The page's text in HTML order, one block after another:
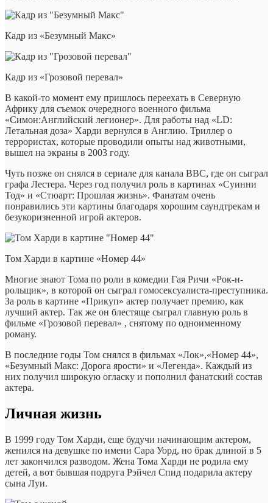
Кадр из «Безумный Макс»
Кадр из «Грозовой перевал»
В какой-то момент ему пришлось переехать в Северную
Африку для съемок очередного военного фильма
«Симон:Английский легионер». Для работы над «LD:
Летальная доза» Харди вернулся в Англию. Триллер о
террористах, которые проводили опыты над животными,
вышел на экраны в 2003 году.
Чуть позже он снялся в сериале для канала BBC, где он сыграл
графа Лестера. Через год получил роль в картинах «Суинни
Тод» и «Стюарт: Прошлая жизнь». Фанатам очень
понравились эти картины благодаря хорошим саундтрекам и
безукоризненной игрой актеров.
Том Харди в картине «Номер 44»
Многие знают Тома по роли в комедии Гая Ричи «Рок-н-
рольщик», в которой он сыграл гомосексуалиста-преступника.
За роль в картине «Прикуп» актер получает премию, как
лучший актер. Так же он блестяще сыграл главную роль в
фильме «Грозовой перевал» , снятому по одноименному
роману.
В последние годы Том снялся в фильмах «Лок»,«Номер 44»,
«Безумный Макс: Дорога ярости» и «Легенда». Каждый из
них получил широкую огласку и пополнил фанатский состав
актера.
Личная жизнь
В 1999 году Том Харди, еще будучи начинающим актером,
женился на девушке по имени Сара Уорд, но брак длиной в 5
лет закончился разводом. Жена Тома Харди не родила ему
детей, а вот бывшая подруга Рэйчел Спид подарила актеру
сына Луи.